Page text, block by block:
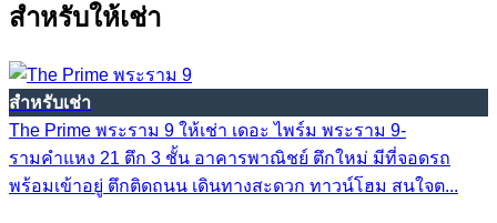
สำหรับให้เช่า
สำหรับเช่า
The Prime พระราม 9 ให้เช่า เดอะ ไพร์ม พระราม 9-
รามคำแหง 21 ตึก 3 ชั้น อาคารพาณิชย์ ตึกใหม่ มีที่จอดรถ
พร้อมเข้าอยู่ ตึกติดถนน เดินทางสะดวก ทาวน์โฮม สนใจต...